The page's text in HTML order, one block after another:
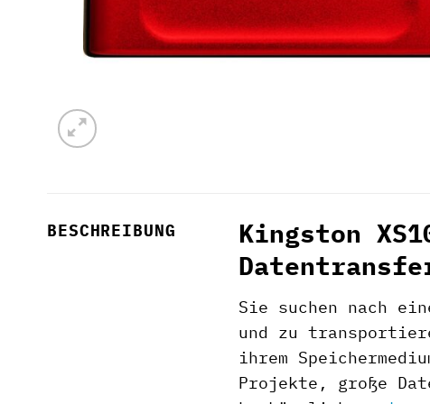
BESCHREIBUNG
Kingston
Sie suchen nach
und zu
ihrem
Projekte, große